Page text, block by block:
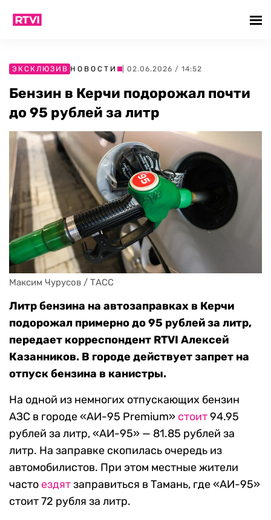
ЭКСКЛЮЗИВ НОВОСТИ | 02.06.2026 / 14:52
Бензин в Керчи подорожал почти
до 95 рублей за литр
Максим Чурусов / ТАСС
Литр бензина на автозаправках в Керчи
подорожал примерно до 95 рублей за литр,
передает корреспондент RTVI Алексей
Казанников. В городе действует запрет на
отпуск бензина в канистры.
На одной из немногих отпускающих бензин
АЗС в городе «АИ-95 Premium» стоит94.95
рублей за литр, «АИ-95» — 81.85 рублей за
литр. На заправке скопилась очередь из
автомобилистов. При этом местные жители
часто ездятзаправиться в Тамань, где «АИ-95»
стоит 72 рубля за литр.